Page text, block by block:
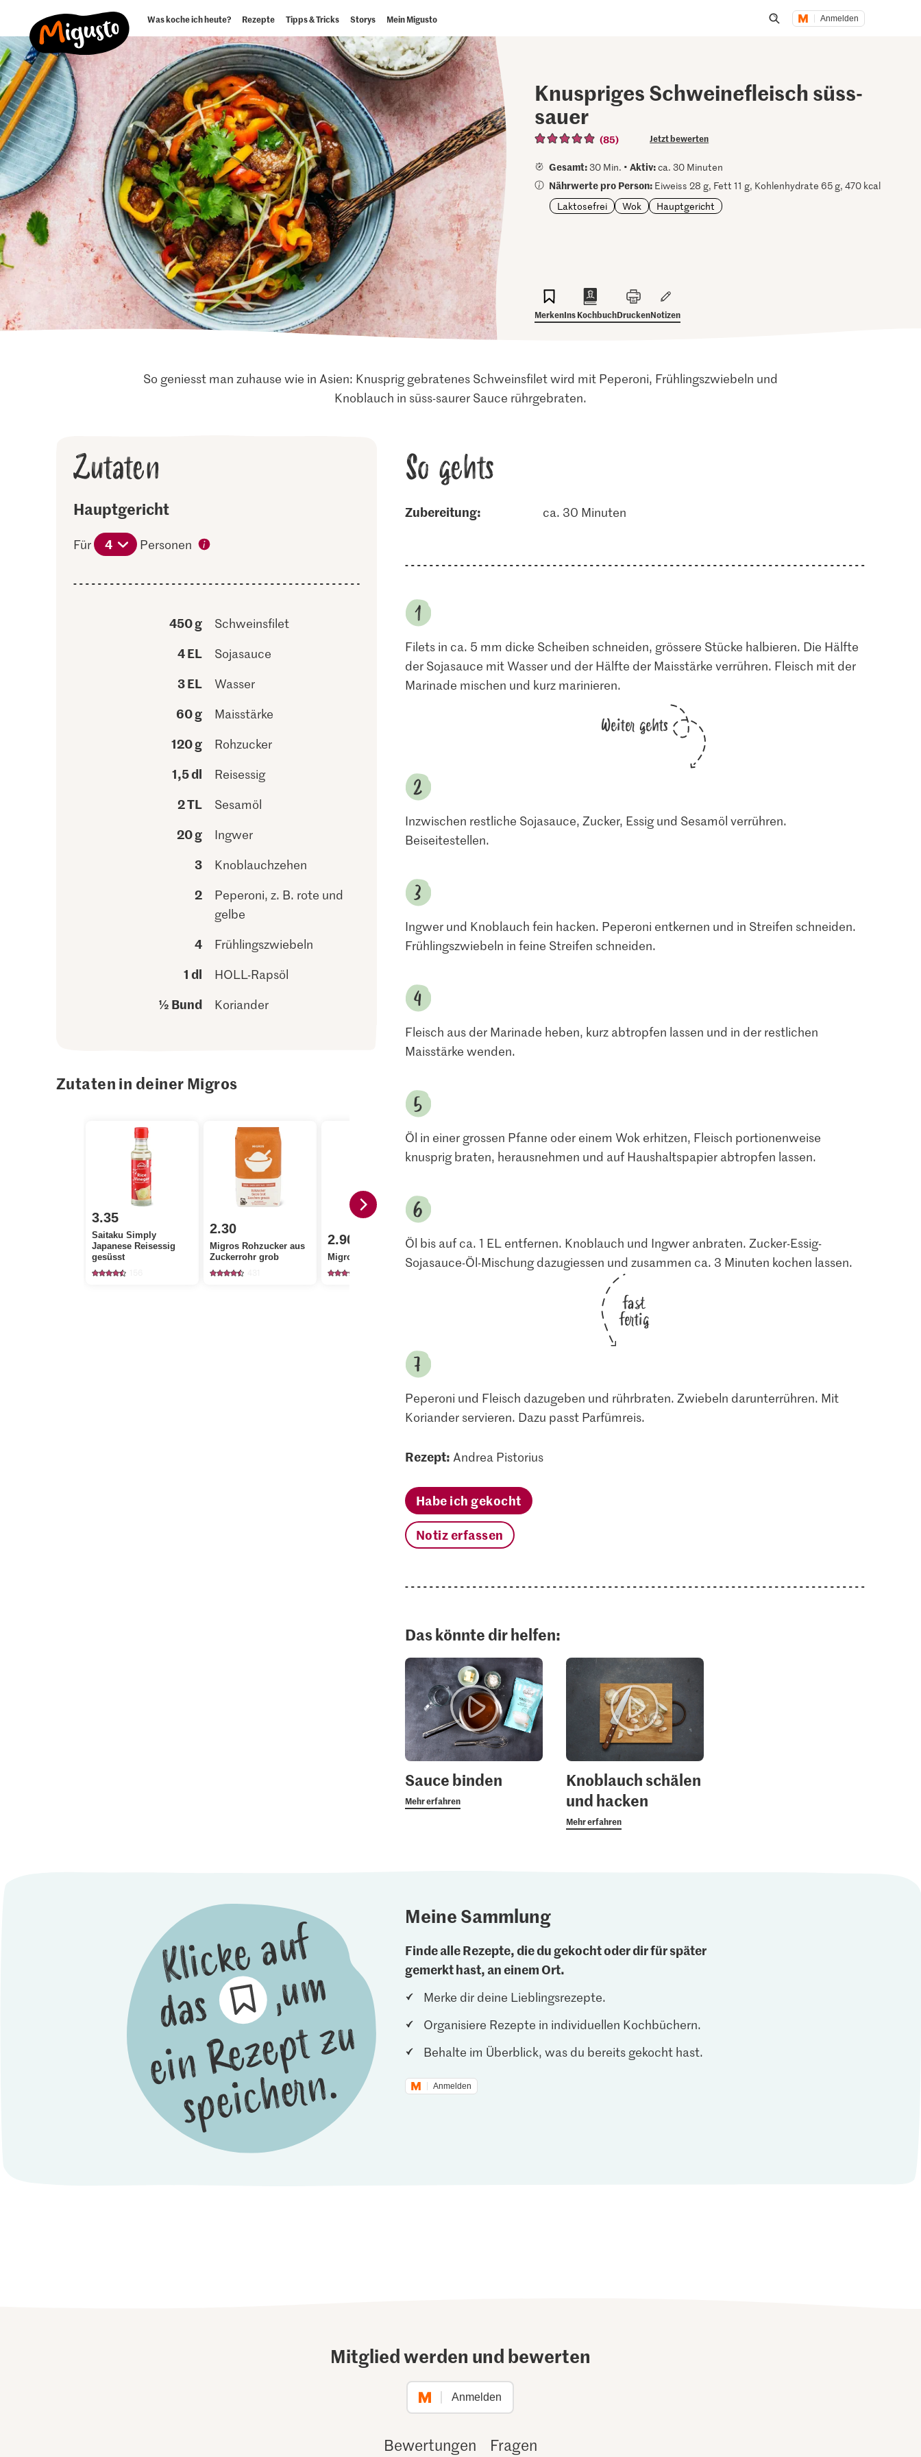
Was koche ich heute? Rezepte Tipps & Tricks Storys Mein Migusto Anmelden
Knuspriges Schweinefleisch süss-
sauer
(85) Jetzt bewerten
Gesamt: 30 Min. •Aktiv:ca. 30 Minuten
Nährwerte pro Person: Eiweiss 28 g, Fett 11 g, Kohlenhydrate 65 g, 470 kcal
Laktosefrei
Wok Hauptgericht
MerkenIns KochbuchDruckenNotizen
So geniesst man zuhause wie in Asien: Knusprig gebratenes Schweinsfilet wird mit Peperoni, Frühlingszwiebeln und
Knoblauch in süss-saurer Sauce rührgebraten.
Zutaten
Hauptgericht
Für 4 Personen
450 g Schweinsfilet
4 EL Sojasauce
3 EL Wasser
60 g Maisstärke
120 g Rohzucker
1,5 dl Reisessig
2 TL Sesamöl
20 g Ingwer
3 Knoblauchzehen
2
Peperoni, z. B. rote und
gelbe
4 Frühlingszwiebeln
1 dl HOLL-Rapsöl
½ Bund Koriander
Zutaten in deiner Migros
3.35
Saitaku Simply
Japanese Reisessig
gesüsst
2.30
Migros Rohzucker aus
Zuckerrohr grob
2.90
Migros Schweinsfilet
3.15
Kikkoman Sojasauce
1.90
Migros Koriander
6.50
Migros Ingwer
0.50
Migros Knoblauch
So gehts
Zubereitung: ca. 30 Minuten
Filets in ca. 5 mm dicke Scheiben schneiden, grössere Stücke halbieren. Die Hälfte
der Sojasauce mit Wasser und der Hälfte der Maisstärke verrühren. Fleisch mit der
Marinade mischen und kurz marinieren.
Weiter gehts
Inzwischen restliche Sojasauce, Zucker, Essig und Sesamöl verrühren.
Beiseitestellen.
Ingwer und Knoblauch fein hacken. Peperoni entkernen und in Streifen schneiden.
Frühlingszwiebeln in feine Streifen schneiden.
Fleisch aus der Marinade heben, kurz abtropfen lassen und in der restlichen
Maisstärke wenden.
Öl in einer grossen Pfanne oder einem Wok erhitzen, Fleisch portionenweise
knusprig braten, herausnehmen und auf Haushaltspapier abtropfen lassen.
Öl bis auf ca. 1 EL entfernen. Knoblauch und Ingwer anbraten. Zucker-Essig-
Sojasauce-Öl-Mischung dazugiessen und zusammen ca. 3 Minuten kochen lassen.
fast
fertig
Peperoni und Fleisch dazugeben und rührbraten. Zwiebeln darunterrühren. Mit
Koriander servieren. Dazu passt Parfümreis.
Rezept: Andrea Pistorius
Habe ich gekocht
Notiz erfassen
Das könnte dir helfen:
Sauce binden
Mehr erfahren
Knoblauch schälen
und hacken
Mehr erfahren
Meine Sammlung
Finde alle Rezepte, die du gekocht oder dir für später
gemerkt hast, an einem Ort.
Merke dir deine Lieblingsrezepte.
Organisiere Rezepte in individuellen Kochbüchern.
Behalte im Überblick, was du bereits gekocht hast.
Anmelden
Mitglied werden und bewerten
Anmelden
Bewertungen Fragen